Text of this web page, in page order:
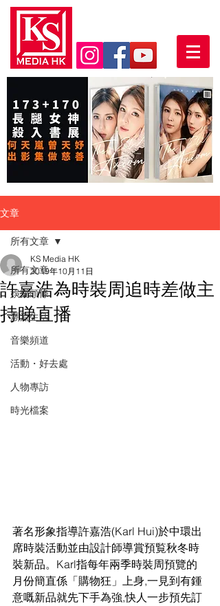
文章
所有文章
娛樂頭條
潮流生活
音樂頻道
活動・好去處
人物專訪
時光檔案
所有文章
許嘉浩為時裝周追時差做主
持睇直播
KS Media HK
2019年10月11日
著名形象指導許嘉浩(Karl Hui)於中環出
席時裝活動並由設計師導賞預覧秋冬時
裝新品。Karl指每年兩季時裝周預覽的
月份簡直係「購物狂」上身,一見到有鍾
意嘅新品就先下手為強,快人一步預先訂